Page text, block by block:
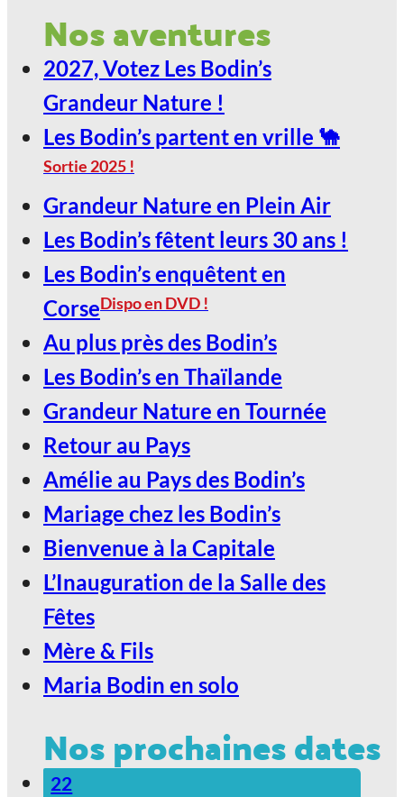
Nature !
29
Jan
LE SCARABÉE / ROANNE
2027, Votez Les Bodin’s Grandeur
Nature !
30
Jan
LE SCARABÉE / ROANNE
2027, Votez Les Bodin’s Grandeur
Nature !
Nos aventures
2027, Votez Les Bodin’s
Grandeur Nature !
Les Bodin’s partent en vrille 🐪
Sortie 2025 !
Grandeur Nature en Plein Air
Les Bodin’s fêtent leurs 30 ans !
Les Bodin’s enquêtent en
CorseDispo en DVD !
Au plus près des Bodin’s
Les Bodin’s en Thaïlande
Grandeur Nature en Tournée
Retour au Pays
Amélie au Pays des Bodin’s
Mariage chez les Bodin’s
Bienvenue à la Capitale
L’Inauguration de la Salle des
Fêtes
Mère & Fils
Maria Bodin en solo
Nos prochaines dates
22